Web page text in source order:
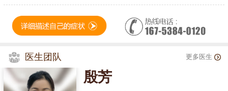
医生团队 更多医生
殷芳